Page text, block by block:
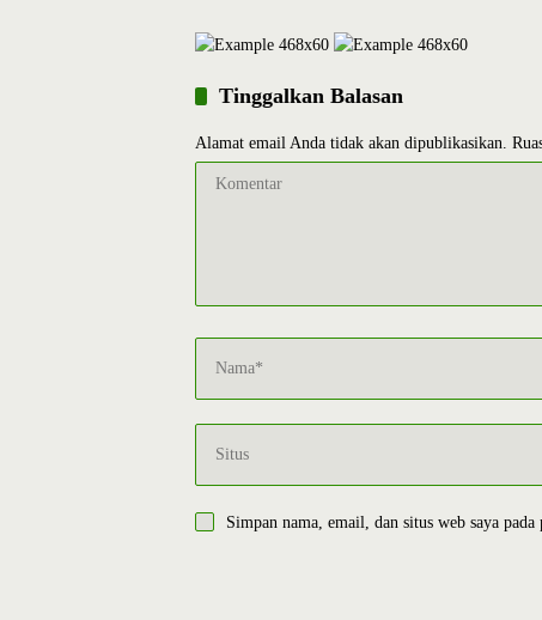
Tinggalkan Balasan
Alamat email Anda tidak akan dipublikasikan.
Simpan nama, email, dan situs web saya